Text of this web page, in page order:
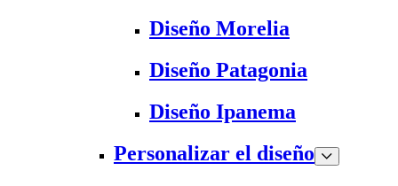
Diseño Morelia
Diseño Patagonia
Diseño Ipanema
Personalizar el diseño